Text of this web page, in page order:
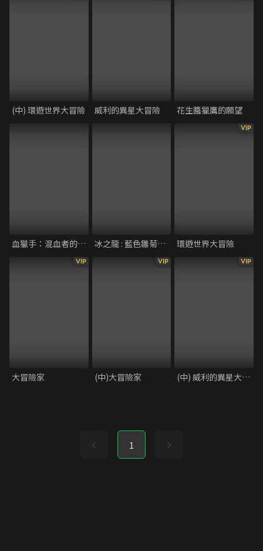
(中) 環遊世界大冒險 威利的異星大冒險 花生醬獵鷹的願望
血獵手：混血者的崛起 冰之龍 : 藍色雛菊的傳說
VIP
環遊世界大冒險
VIP
大冒險家
VIP
(中)大冒險家
VIP
(中) 威利的異星大冒險
1